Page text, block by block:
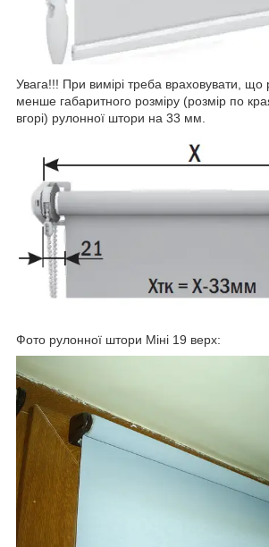
Увага!!! При вимірі треба враховувати, що
менше габаритного розміру (розмір по
вгорі) рулонної штори на 33 мм.
Фото рулонної штори Міні 19 верх: